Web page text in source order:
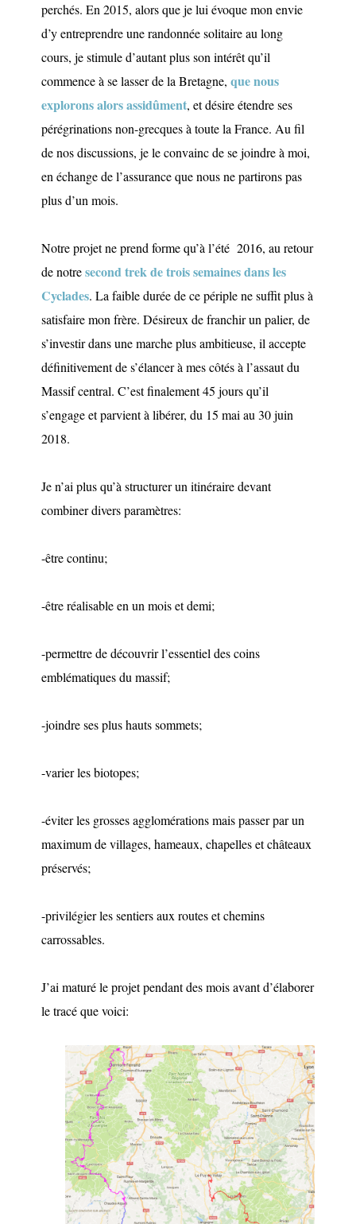
perchés. En 2015, alors que je lui évoque mon envie
d’y entreprendre une randonnée solitaire au long
cours, je stimule d’autant plus son intérêt qu’il
commence à se lasser de la Bretagne,que nous
explorons alors assidûment, et désire étendre ses
pérégrinations non-grecques à toute la France. Au fil
de nos discussions, je le convainc de se joindre à moi,
en échange de l’assurance que nous ne partirons pas
plus d’un mois.
Notre projet ne prend forme qu’à l’été 2016, au retour
de notresecond trek de trois semaines dans les
Cyclades. La faible durée de ce périple ne suffit plus à
satisfaire mon frère. Désireux de franchir un palier, de
s’investir dans une marche plus ambitieuse, il accepte
définitivement de s’élancer à mes côtés à l’assaut du
Massif central. C’est finalement 45 jours qu’il
s’engage et parvient à libérer, du 15 mai au 30 juin
2018.
Je n’ai plus qu’à structurer un itinéraire devant
combiner divers paramètres:
-être continu;
-être réalisable en un mois et demi;
-permettre de découvrir l’essentiel des coins
emblématiques du massif;
-joindre ses plus hauts sommets;
-varier les biotopes;
-éviter les grosses agglomérations mais passer par un
maximum de villages, hameaux, chapelles et châteaux
préservés;
-privilégier les sentiers aux routes et chemins
carrossables.
J’ai maturé le projet pendant des mois avant d’élaborer
le tracé que voici: